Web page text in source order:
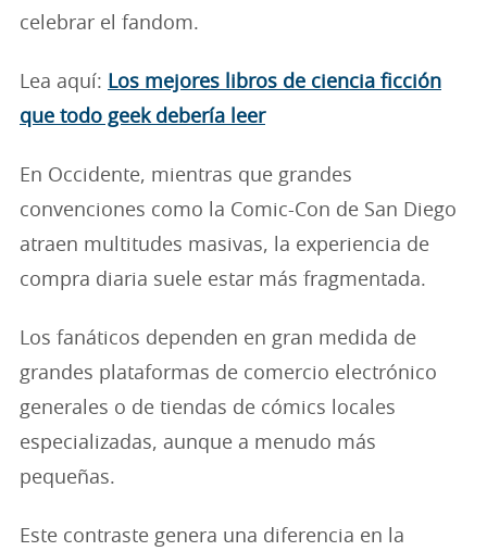
celebrar el fandom.
Lea aquí: Los mejores libros de ciencia ficción
que todo geek debería leer
En Occidente, mientras que grandes
convenciones como la Comic-Con de San Diego
atraen multitudes masivas, la experiencia de
compra diaria suele estar más fragmentada.
Los fanáticos dependen en gran medida de
grandes plataformas de comercio electrónico
generales o de tiendas de cómics locales
especializadas, aunque a menudo más
pequeñas.
Este contraste genera una diferencia en la